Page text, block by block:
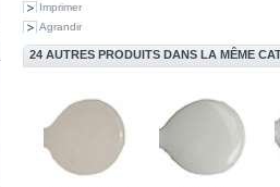
Imprimer
Agrandir
24 AUTRES PRODUITS DANS LA MÊME